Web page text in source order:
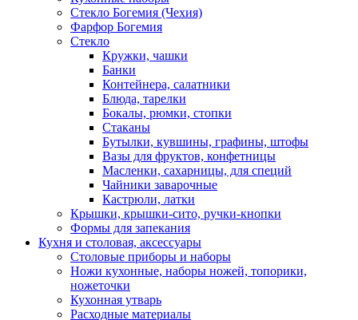
Стекло Богемия (Чехия)
Фарфор Богемия
Стекло
Кружки, чашки
Банки
Контейнера, салатники
Блюда, тарелки
Бокалы, рюмки, стопки
Стаканы
Бутылки, кувшины, графины, штофы
Вазы для фруктов, конфетницы
Масленки, сахарницы, для специй
Чайники заварочные
Кастрюли, латки
Крышки, крышки-сито, ручки-кнопки
Формы для запекания
Кухня и столовая, аксессуары
Столовые приборы и наборы
Ножи кухонные, наборы ножей, топорики,
ножеточки
Кухонная утварь
Расходные материалы